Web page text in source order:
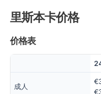
里斯本卡价格
价格表
成人